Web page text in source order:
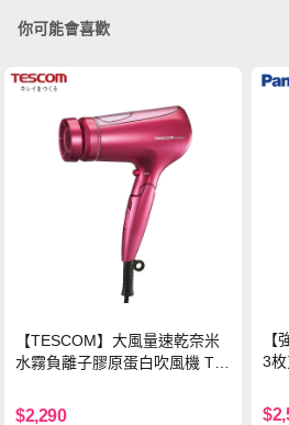
你可能會喜歡
【TESCOM】大風量速乾奈米
水霧負離子膠原蛋白吹風機 TC
W
$2,290
3